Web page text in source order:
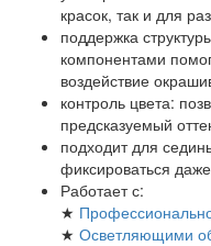
красок, так и для
поддержка
компонентами
воздействие
контроль цвета:
предсказуемый
подходит для
фиксироваться
Работает с:
★
★ Осветляющими